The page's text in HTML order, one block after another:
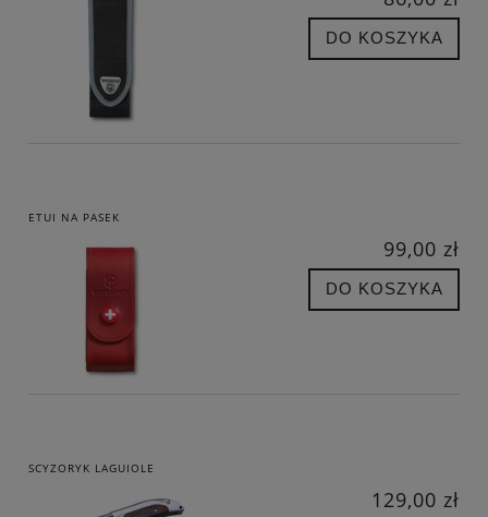
DO KOSZYKA
ETUI NA PASEK
99,00 zł
DO KOSZYKA
SCYZORYK LAGUIOLE
129,00 zł